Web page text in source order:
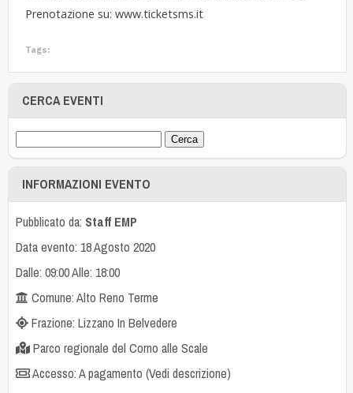
Prenotazione su:www.ticketsms.it
Tags:
CERCA EVENTI
INFORMAZIONI EVENTO
Pubblicato da: Staff EMP
Data evento: 18 Agosto 2020
Dalle: 09:00 Alle: 18:00
Comune: Alto Reno Terme
Frazione: Lizzano In Belvedere
Parco regionale del Corno alle Scale
Accesso: A pagamento (Vedi descrizione)